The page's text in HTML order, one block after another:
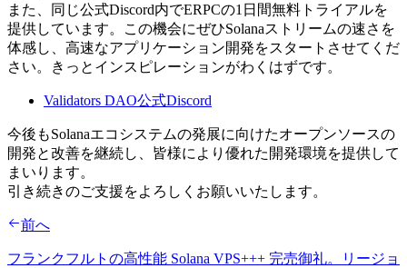
また、同じ公式Discord内でERPCの1日間無料トライアルを
提供しています。この機会にぜひSolanaストリームの速さを
体感し、高速なアプリケーション開発をスタートさせてくだ
さい。きっとインスピレーションがわくはずです。
Validators DAO公式Discord
今後もSolanaエコシステムの発展に向けたオープンソースの
開発と改善を継続し、皆様により優れた開発環境を提供して
まいります。
引き続きのご支援をよろしくお願いいたします。
前へ
フランクフルトの高性能 Solana VPS+++ 完売御礼。リージョ